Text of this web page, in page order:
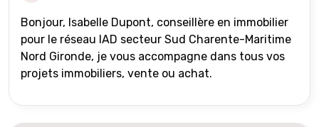
Bonjour, Isabelle Dupont, conseillère en immobilier
pour le réseau IAD secteur Sud Charente-Maritime
Nord Gironde, je vous accompagne dans tous vos
projets immobiliers, vente ou achat.